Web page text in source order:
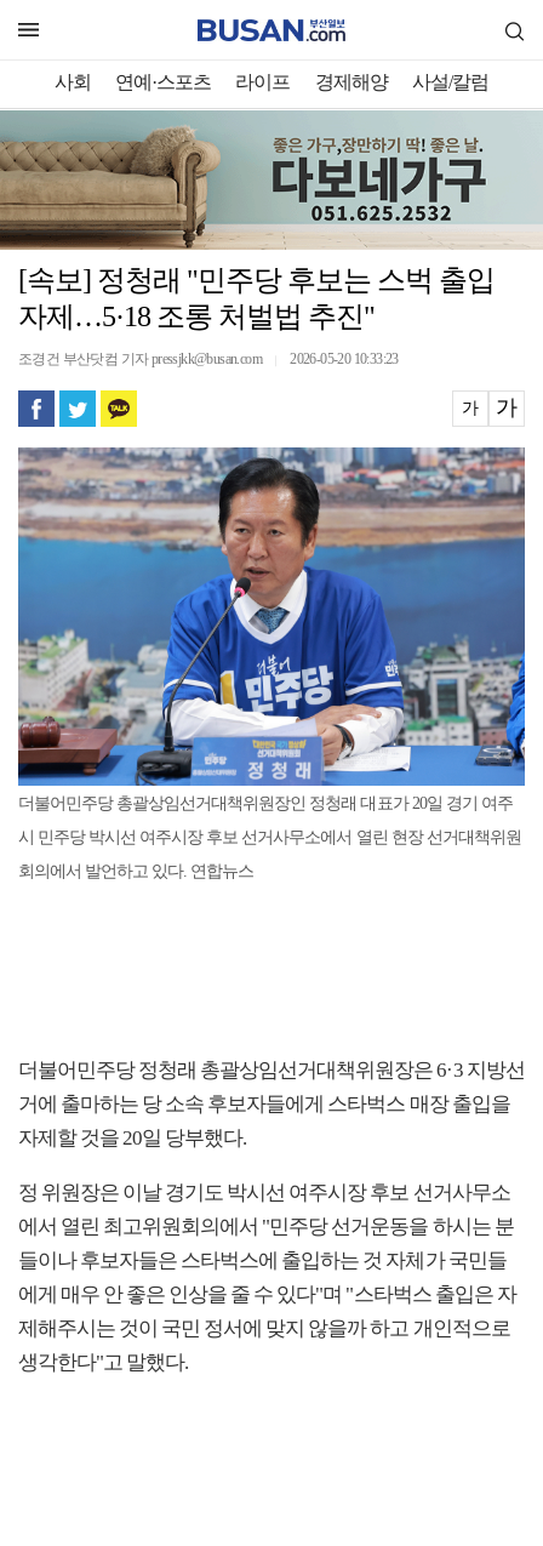
사회 연예·스포츠 라이프 경제해양 사설/칼럼
[속보] 정청래 "민주당 후보는 스벅 출입
자제…5·18 조롱 처벌법 추진"
조경건 부산닷컴 기자 pressjkk@busan.com 2026-05-20 10:33:23
가 가
더불어민주당 총괄상임선거대책위원장인 정청래 대표가 20일 경기 여주
시 민주당 박시선 여주시장 후보 선거사무소에서 열린 현장 선거대책위원
회의에서 발언하고 있다. 연합뉴스
더불어민주당 정청래 총괄상임선거대책위원장은 6·3 지방선
거에 출마하는 당 소속 후보자들에게 스타벅스 매장 출입을
자제할 것을 20일 당부했다.
정 위원장은 이날 경기도 박시선 여주시장 후보 선거사무소
에서 열린 최고위원회의에서 "민주당 선거운동을 하시는 분
들이나 후보자들은 스타벅스에 출입하는 것 자체가 국민들
에게 매우 안 좋은 인상을 줄 수 있다"며 "스타벅스 출입은 자
제해주시는 것이 국민 정서에 맞지 않을까 하고 개인적으로
생각한다"고 말했다.